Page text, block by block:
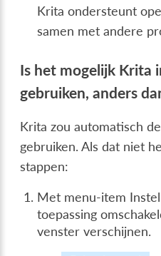
Krita ondersteunt
samen met andere
Is het mogelijk Krita
gebruiken, anders
Krita zou automatisch
gebruiken. Als dat niet
stappen:
Met menu-item
toepassing
venster verschijnen.